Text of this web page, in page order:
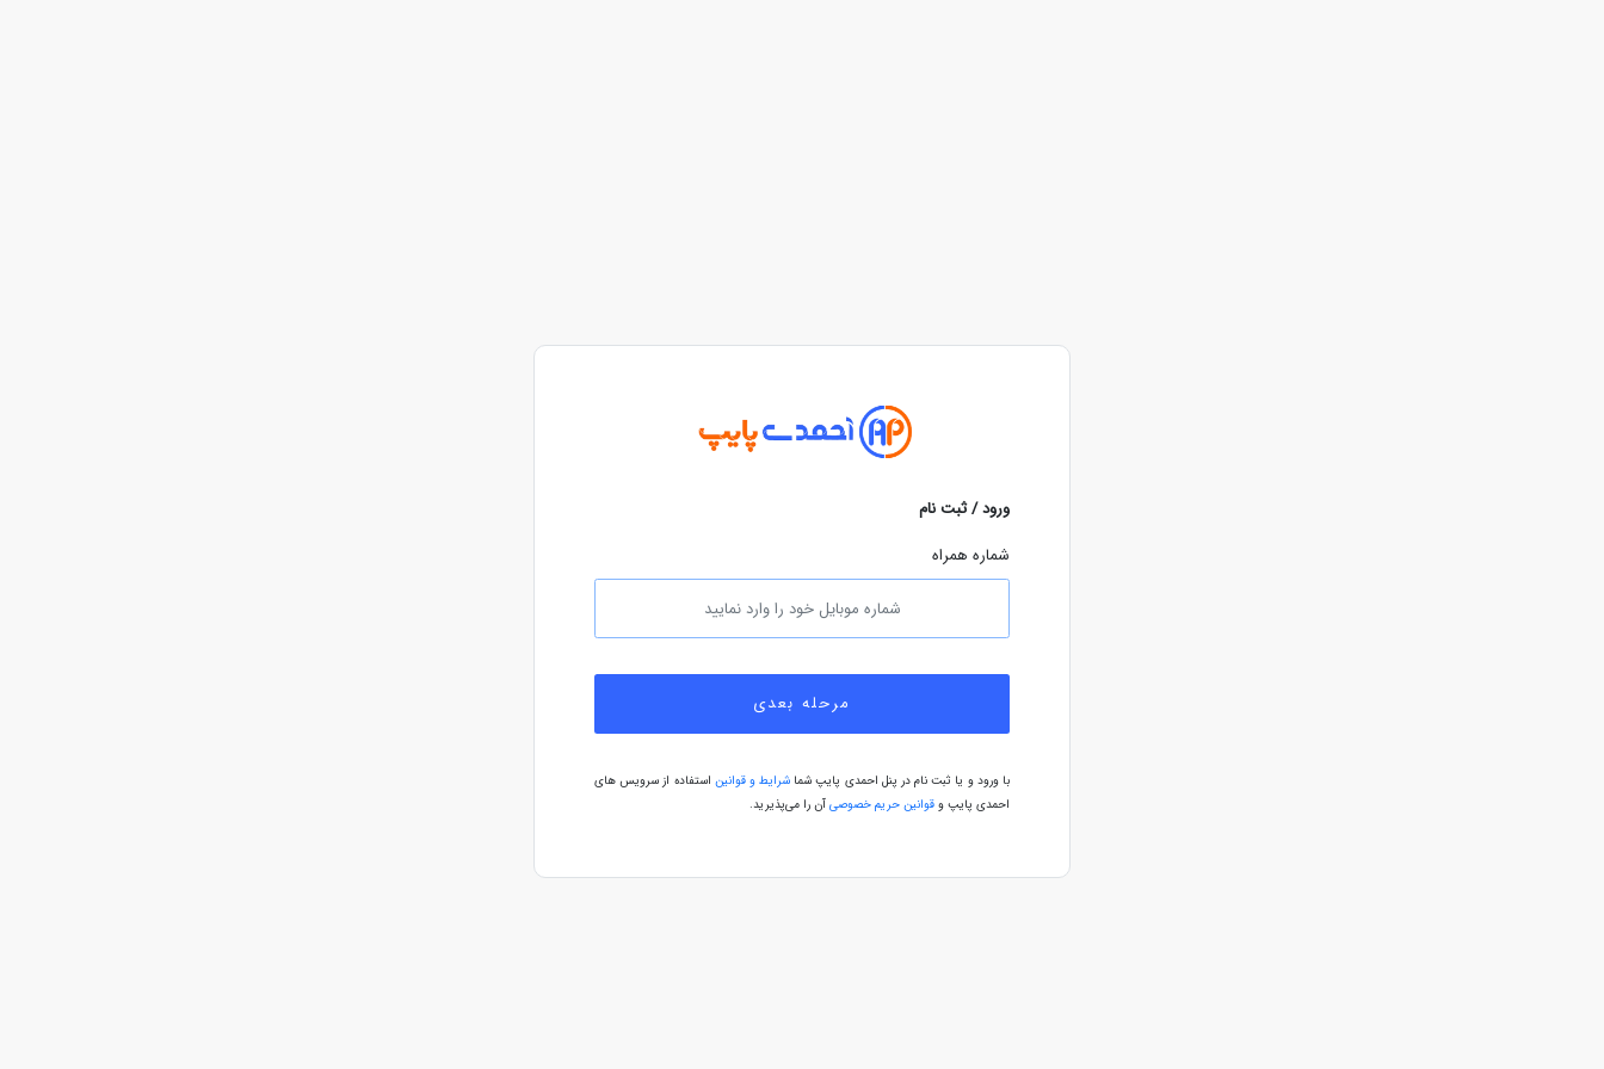
ورود / ثبت نام
شماره همراه
مرحله بعدی
با ورود و یا ثبت نام در پنل احمدی پایپ شما شرایط و قوانین استفاده از سرویس های
احمدی پایپ و قوانین حریم خصوصی آن را می‌پذیرید.